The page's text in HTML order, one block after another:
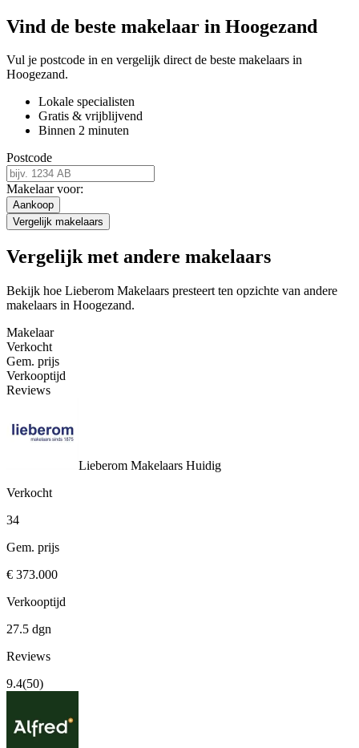
Vind de beste makelaar in Hoogezand
Vul je postcode in en vergelijk direct de beste makelaars in
Hoogezand.
Lokale specialisten
Gratis & vrijblijvend
Binnen 2 minuten
Postcode
Makelaar voor:
Aankoop
Vergelijk makelaars
Vergelijk met andere makelaars
Bekijk hoe Lieberom Makelaars presteert ten opzichte van andere
makelaars in Hoogezand.
Makelaar
Verkocht
Gem. prijs
Verkooptijd
Reviews
Lieberom Makelaars Huidig
Verkocht
34
Gem. prijs
€ 373.000
Verkooptijd
27.5 dgn
Reviews
9.4(50)